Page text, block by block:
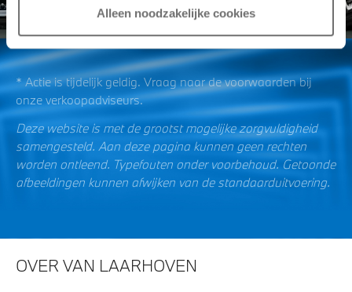
Alleen noodzakelijke cookies
* Actie is tijdelijk geldig. Vraag naar de voorwaarden bij
onze verkoopadviseurs.
Deze website is met de grootst mogelijke zorgvuldigheid
samengesteld. Aan deze pagina kunnen geen rechten
worden ontleend. Typefouten onder voorbehoud. Getoonde
afbeeldingen kunnen afwijken van de standaarduitvoering.
OVER VAN LAARHOVEN